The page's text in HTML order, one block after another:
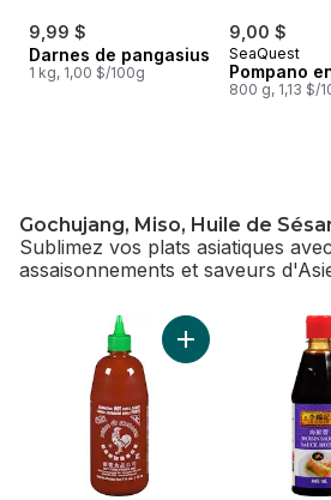
9,99 $
Darnes de pangasius
1 kg, 1,00 $/100g
9,00 $
SeaQuest
Pompano
800 g, 1,13 $/
Gochujang, Miso, Huile de
Sublimez vos plats asiatiques
assaisonnements et saveurs
sauter Gochujang, Miso, Huile de
Ajouter Sauce